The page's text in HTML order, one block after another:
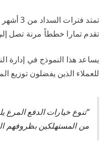
تقدم تمارا خططاً مرنة تصل
يساعد هذا النموذج في
للعملاء الذين يفضلون
“تنوع خيارات الدفع
من المستهلكين بظروفهم